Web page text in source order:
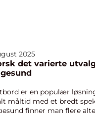
2025
det varierte
er en populær
måltid med et bredt
finner man flere